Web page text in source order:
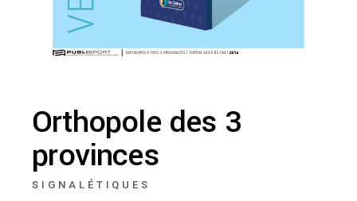
Orthopole des 3
provinces
SIGNALÉTIQUES